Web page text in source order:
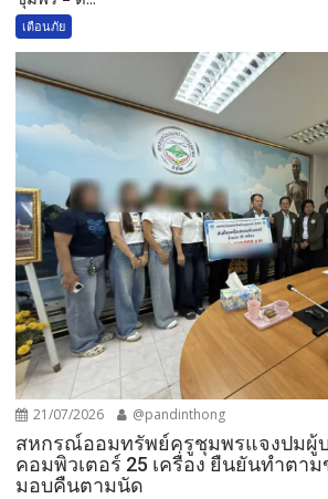
เตือนภัย
21/07/2026 @pandinthong
สหกรณ์ออมทรัพย์ครูชุมพรแจงปมผู้
คอมพิวเตอร์ 25 เครื่อง ยืนยันทำตา
มอบคืนตามนัด